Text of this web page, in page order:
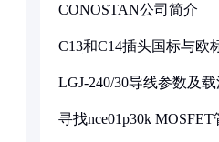
CONOSTAN公司简介
C13和C14插头国标与欧
LGJ-240/30导线参数及
寻找nce01p30k